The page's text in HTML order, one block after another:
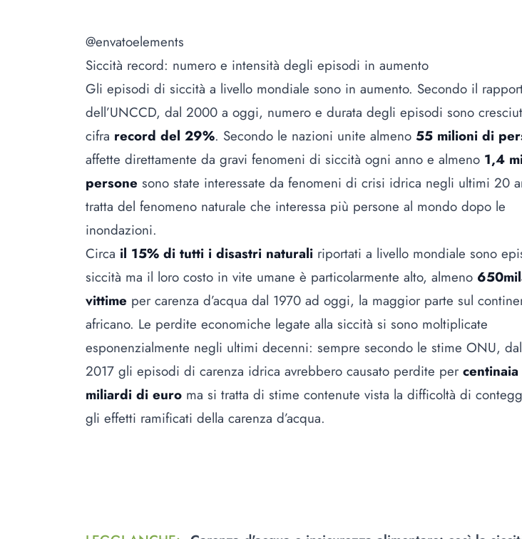
@envatoelements
Siccità record: numero e intensità degli episodi in aumento
Gli episodi di siccità a livello mondiale sono in aumento. Secondo il
dell’UNCCD, dal 2000 a oggi, numero e durata degli episodi sono
cifra record del 29%. Secondo le nazioni unite almeno 55 milioni di
affette direttamente da gravi fenomeni di siccità ogni anno e almeno 1,4
persone sono state interessate da fenomeni di crisi idrica negli ultimi 20
tratta del fenomeno naturale che interessa più persone al mondo dopo le
inondazioni.
Circa il 15% di tutti i disastri naturali riportati a livello mondiale sono
siccità ma il loro costo in vite umane è particolarmente alto, almeno
vittime per carenza d’acqua dal 1970 ad oggi, la maggior parte sul
africano. Le perdite economiche legate alla siccità si sono moltiplicate
esponenzialmente negli ultimi decenni: sempre secondo le stime ONU,
2017 gli episodi di carenza idrica avrebbero causato perdite per
miliardi di euro ma si tratta di stime contenute vista la difficoltà di
gli effetti ramificati della carenza d’acqua.